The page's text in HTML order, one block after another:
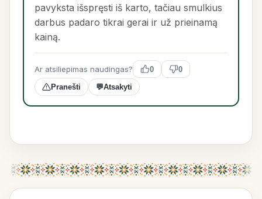
pavyksta išspręsti iš karto, tačiau smulkius
darbus padaro tikrai gerai ir už prieinamą
kainą.
Ar atsiliepimas naudingas? 0 0
Pranešti 💬Atsakyti